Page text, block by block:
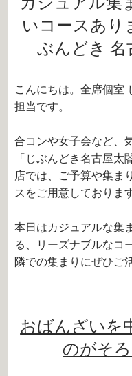
いコースあり
ぶんどき 名
こんにちは。全席個室
担当です。
合コンや女子会など、
「じぶんどき名古屋太
店では、ご予算や集ま
スをご用意しておりま
本日はカジュアルな集
る、リーズナブルなコ
隣での集まりにぜひご
おばんざいを
のがそ